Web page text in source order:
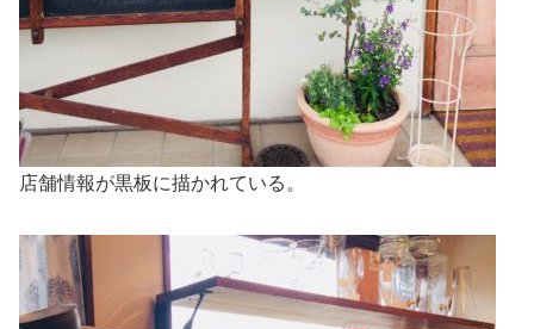
店舗情報が黒板に描かれている。